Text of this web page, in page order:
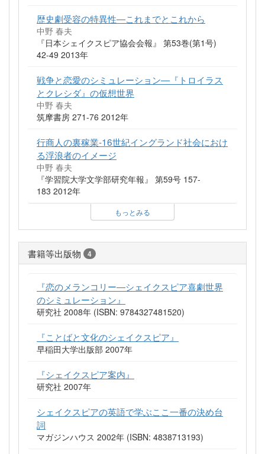
歴史劇受容の特異性―これまでとこれから
中野 春夫
『日本シェイクスピア協会会報』 第53巻(第1号)
42-49 2013年
戦争と恋愛のシミュレーション―『トロイラス
とクレシダ』の仮想世界
中野 春夫
筑摩書房 271-76 2012年
行商人の裏稼業-16世紀イングランド社会におけ
る浮浪者のイメージ
中野 春夫
『学習院大学文学部研究年報』 第59号 157-
183 2012年
もっとみる
書籍等出版物 4
『恋のメランコリー―シェイクスピア喜劇世界
のシミュレーション』
研究社 2008年 (ISBN: 9784327481520)
『ことばと文化のシェイクスピア』
早稲田大学出版部 2007年
『シェイクスピア案内』
研究社 2007年
シェイクスピアの英語で学ぶここ一番の決め台
詞
マガジンハウス 2002年 (ISBN: 4838713193)